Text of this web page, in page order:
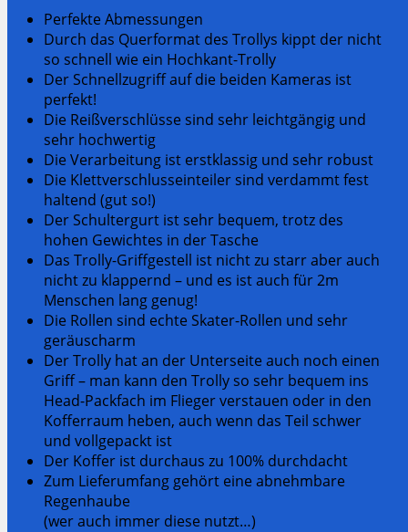
Perfekte Abmessungen
Durch das Querformat des Trollys kippt der nicht
so schnell wie ein Hochkant-Trolly
Der Schnellzugriff auf die beiden Kameras ist
perfekt!
Die Reißverschlüsse sind sehr leichtgängig und
sehr hochwertig
Die Verarbeitung ist erstklassig und sehr robust
Die Klettverschlusseinteiler sind verdammt fest
haltend (gut so!)
Der Schultergurt ist sehr bequem, trotz des
hohen Gewichtes in der Tasche
Das Trolly-Griffgestell ist nicht zu starr aber auch
nicht zu klappernd – und es ist auch für 2m
Menschen lang genug!
Die Rollen sind echte Skater-Rollen und sehr
geräuscharm
Der Trolly hat an der Unterseite auch noch einen
Griff – man kann den Trolly so sehr bequem ins
Head-Packfach im Flieger verstauen oder in den
Kofferraum heben, auch wenn das Teil schwer
und vollgepackt ist
Der Koffer ist durchaus zu 100% durchdacht
Zum Lieferumfang gehört eine abnehmbare
Regenhaube
(wer auch immer diese nutzt…)